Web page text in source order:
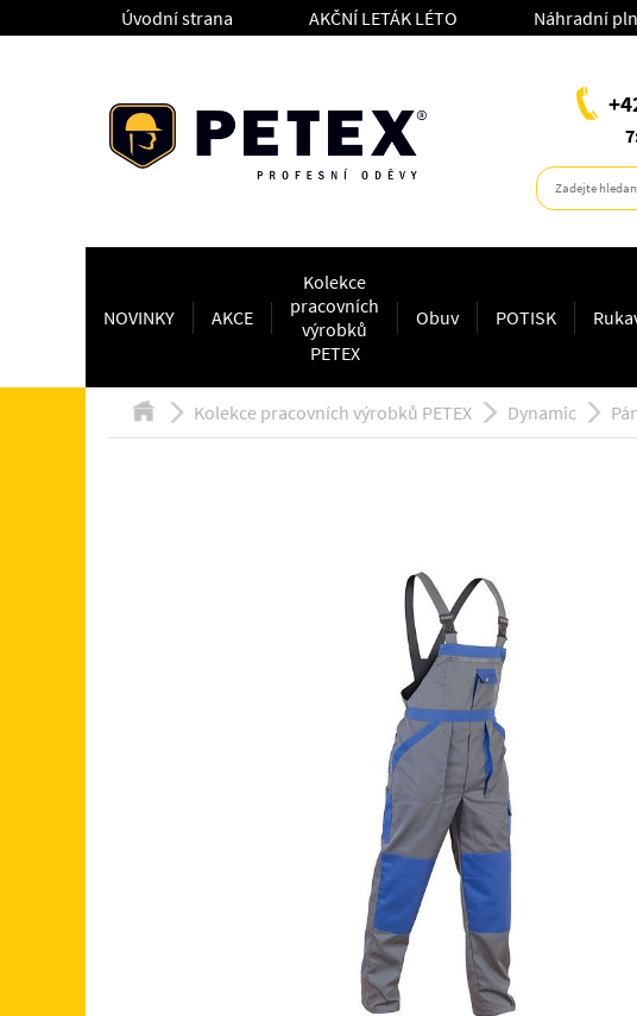
Úvodní strana AKČNÍ LETÁK LÉTO Náhradní
NOVINKY AKCE
Kolekce
pracovních
výrobků
PETEX
Obuv POTISK
Kolekce pracovních výrobků PETEX Dynamic